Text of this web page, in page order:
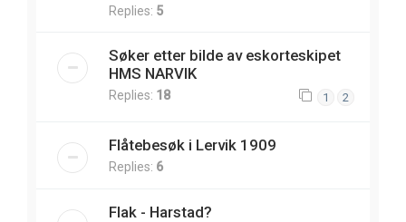
Replies: 5
Søker etter bilde av eskorteskipet
HMS NARVIK
Replies: 18 1 2
Flåtebesøk i Lervik 1909
Replies: 6
Flak - Harstad?